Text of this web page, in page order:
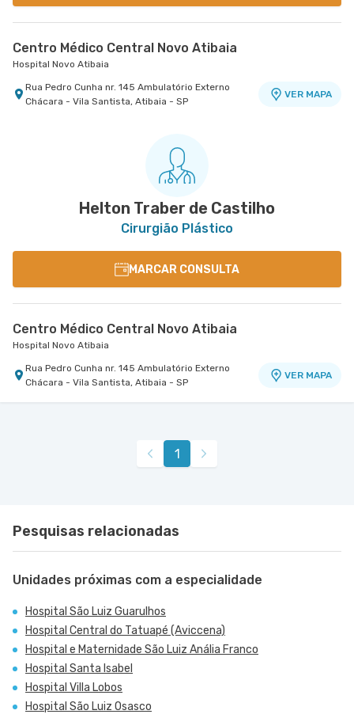
Centro Médico Central Novo Atibaia
Hospital Novo Atibaia
Rua Pedro Cunha nr. 145 Ambulatório Externo
Chácara - Vila Santista, Atibaia - SP
VER MAPA
Helton Traber de Castilho
Cirurgião Plástico
MARCAR CONSULTA
Centro Médico Central Novo Atibaia
Hospital Novo Atibaia
Rua Pedro Cunha nr. 145 Ambulatório Externo
Chácara - Vila Santista, Atibaia - SP
VER MAPA
1
Pesquisas relacionadas
Unidades próximas com a especialidade
Hospital São Luiz Guarulhos
Hospital Central do Tatuapé (Aviccena)
Hospital e Maternidade São Luiz Anália Franco
Hospital Santa Isabel
Hospital Villa Lobos
Hospital São Luiz Osasco